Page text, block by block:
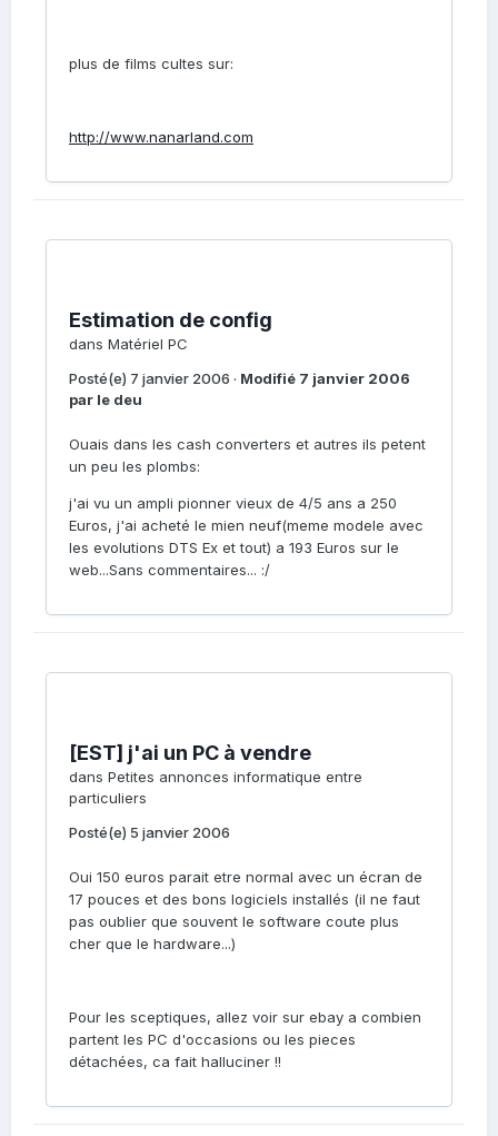
plus de films cultes sur:
http://www.nanarland.com
Estimation de config
dans Matériel PC
Posté(e) 7 janvier 2006 · Modifié 7 janvier 2006
par le deu
Ouais dans les cash converters et autres ils petent
un peu les plombs:
j'ai vu un ampli pionner vieux de 4/5 ans a 250
Euros, j'ai acheté le mien neuf(meme modele avec
les evolutions DTS Ex et tout) a 193 Euros sur le
web...Sans commentaires... :/
[EST] j'ai un PC à vendre
dans Petites annonces informatique entre
particuliers
Posté(e) 5 janvier 2006
Oui 150 euros parait etre normal avec un écran de
17 pouces et des bons logiciels installés (il ne faut
pas oublier que souvent le software coute plus
cher que le hardware...)
Pour les sceptiques, allez voir sur ebay a combien
partent les PC d'occasions ou les pieces
détachées, ca fait halluciner !!